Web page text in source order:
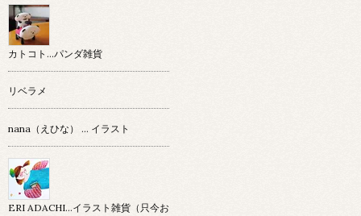
カトコト…パンダ雑貨
リベラメ
nana（えひな） … イラスト
ERI ADACHI...イラスト雑貨（只今お